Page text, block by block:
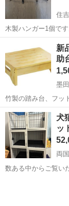
住
木製ハンガー1個で
墨田区
新
助
墨
竹製の踏み台、フッ
す。 高齢者、幼児のサポ
リーライン鐘ヶ淵
は日中夜間で柔軟に
東京 墨田区
犬
ッ
両
数ある中からご覧いただき